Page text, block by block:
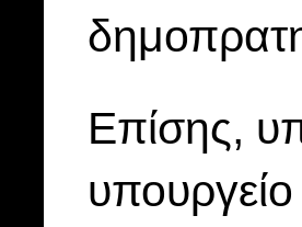
Επίσης,